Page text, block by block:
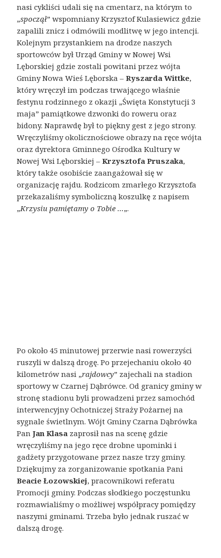
nasi cykliści udali się na cmentarz, na którym to
„spoczął” wspomniany Krzysztof Kulasiewicz gdzie
zapalili znicz i odmówili modlitwę w jego intencji.
Kolejnym przystankiem na drodze naszych
sportowców był Urząd Gminy w Nowej Wsi
Lęborskiej gdzie zostali powitani przez wójta
Gminy Nowa Wieś Lęborska –Ryszarda Wittke,
który wręczył im podczas trwającego właśnie
festynu rodzinnego z okazji „Święta Konstytucji 3
maja” pamiątkowe dzwonki do roweru oraz
bidony. Naprawdę był to piękny gest z jego strony.
Wręczyliśmy okolicznościowe obrazy na ręce wójta
oraz dyrektora Gminnego Ośrodka Kultury w
Nowej Wsi Lęborskiej –Krzysztofa Pruszaka,
który także osobiście zaangażował się w
organizację rajdu. Rodzicom zmarłego Krzysztofa
przekazaliśmy symboliczną koszulkę z napisem
„Krzysiu pamiętamy o Tobie …„.
Po około 45 minutowej przerwie nasi rowerzyści
ruszyli w dalszą drogę. Po przejechaniu około 40
kilometrów nasi „rajdowcy” zajechali na stadion
sportowy w Czarnej Dąbrówce. Od granicy gminy w
stronę stadionu byli prowadzeni przez samochód
interwencyjny Ochotniczej Straży Pożarnej na
sygnale świetlnym. Wójt Gminy Czarna Dąbrówka
PanJan Klasa zaprosił nas na scenę gdzie
wręczyliśmy na jego ręce drobne upominki i
gadżety przygotowane przez nasze trzy gminy.
Dziękujmy za zorganizowanie spotkania Pani
Beacie Łozowskiej, pracownikowi referatu
Promocji gminy. Podczas słodkiego poczęstunku
rozmawialiśmy o możliwej współpracy pomiędzy
naszymi gminami. Trzeba było jednak ruszać w
dalszą drogę.